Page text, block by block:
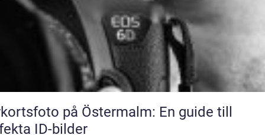
på Östermalm: En guide till
ID-bilder